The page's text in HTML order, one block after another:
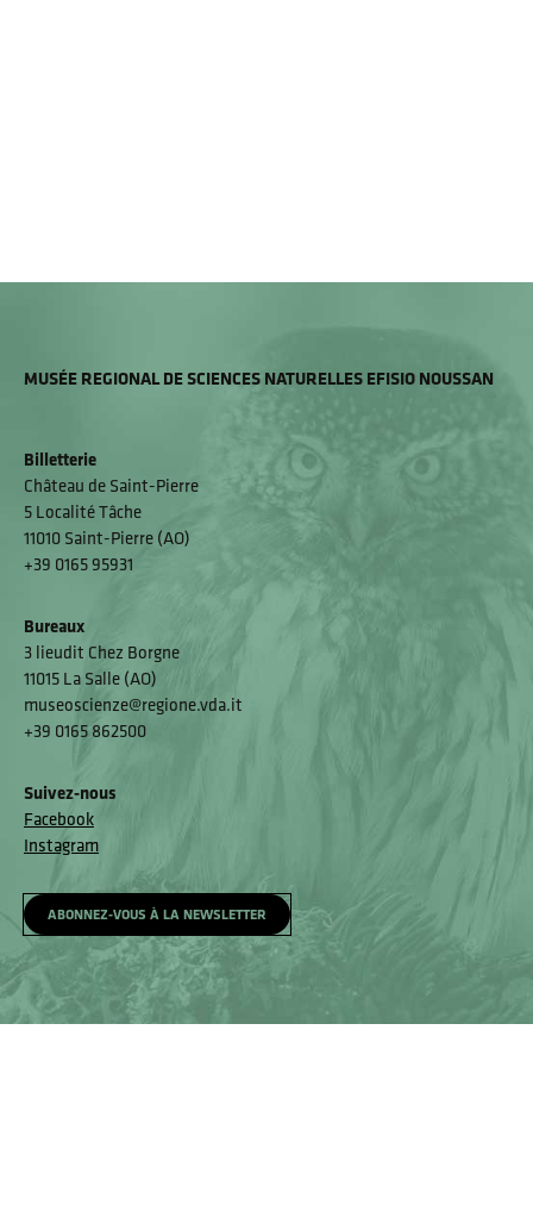
MUSÉE REGIONAL DE SCIENCES NATURELLES EFISIO NOUSSAN
Billetterie
Château de Saint-Pierre
5 Localité Tâche
11010 Saint-Pierre (AO)
+39 0165 95931
Bureaux
3 lieudit Chez Borgne
11015 La Salle (AO)
museoscienze@regione.vda.it
+39 0165 862500
Suivez-nous
Facebook
Instagram
ABONNEZ-VOUS À LA NEWSLETTER